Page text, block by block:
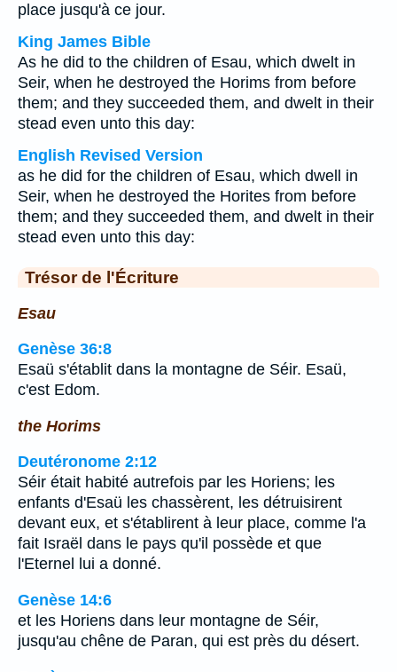
place jusqu'à ce jour.
King James Bible
As he did to the children of Esau, which dwelt in
Seir, when he destroyed the Horims from before
them; and they succeeded them, and dwelt in their
stead even unto this day:
English Revised Version
as he did for the children of Esau, which dwell in
Seir, when he destroyed the Horites from before
them; and they succeeded them, and dwelt in their
stead even unto this day:
Trésor de l'Écriture
Esau
Genèse 36:8
Esaü s'établit dans la montagne de Séir. Esaü,
c'est Edom.
the Horims
Deutéronome 2:12
Séir était habité autrefois par les Horiens; les
enfants d'Esaü les chassèrent, les détruisirent
devant eux, et s'établirent à leur place, comme l'a
fait Israël dans le pays qu'il possède et que
l'Eternel lui a donné.
Genèse 14:6
et les Horiens dans leur montagne de Séir,
jusqu'au chêne de Paran, qui est près du désert.